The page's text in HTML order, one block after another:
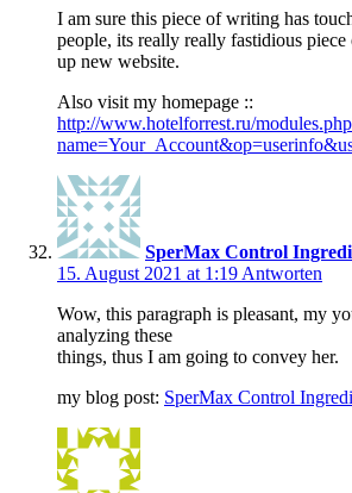
I am sure this piece of writing has
people, its really really fastidious
up new website.
Also visit my homepage ::
http://www.hotelforrest.ru/
SperMax Control
15. August 2021 at 1:19 Antworten
Wow, this paragraph is pleasant, my
analyzing these
things, thus I am going to convey her.
my blog post: SperMax Control